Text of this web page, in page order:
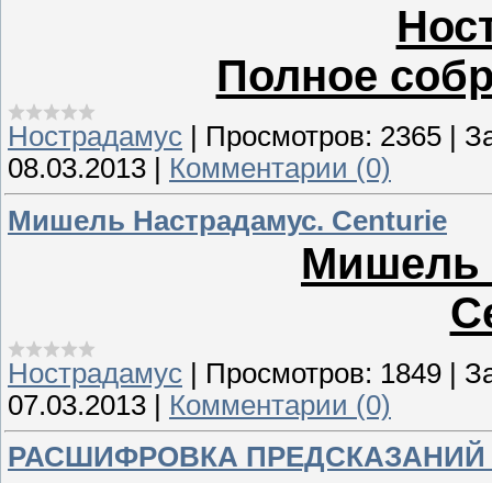
Полное
Нострадамус Просмотров: 2365
08.03.2013
Комментарии (0)
Мишель Настрадамус. Centurie
Мишель
Нострадамус | Просмотров: 1849 |
07.03.2013 | Комментарии (0)
РАСШИФРОВКА